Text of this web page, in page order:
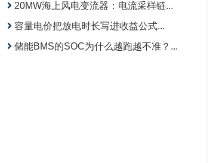
20MW海上风电变流器：电流采样链...
容量电价把放电时长写进收益公式...
储能BMS的SOC为什么越跑越不准？...